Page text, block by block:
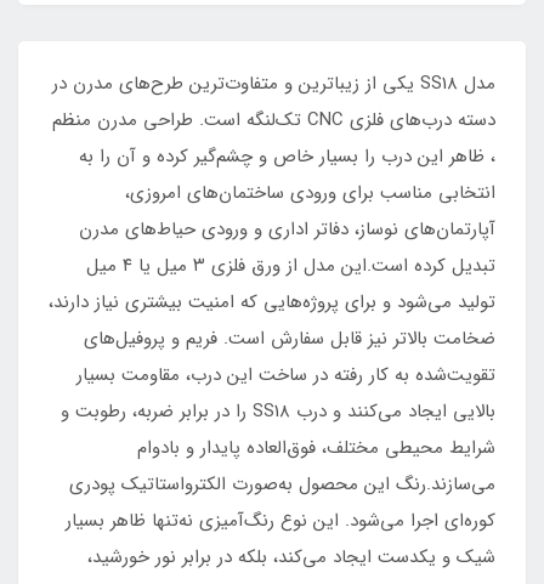
مدل SS18 یکی از زیباترین و متفاوت‌ترین طرح‌های مدرن در
دسته درب‌های فلزی CNC تک‌لنگه است. طراحی مدرن منظم
، ظاهر این درب را بسیار خاص و چشم‌گیر کرده و آن را به
انتخابی مناسب برای ورودی ساختمان‌های امروزی،
آپارتمان‌های نوساز، دفاتر اداری و ورودی حیاط‌های مدرن
تبدیل کرده است.این مدل از ورق فلزی ۳ میل یا ۴ میل
تولید می‌شود و برای پروژه‌هایی که امنیت بیشتری نیاز دارند،
ضخامت بالاتر نیز قابل سفارش است. فریم و پروفیل‌های
تقویت‌شده به کار رفته در ساخت این درب، مقاومت بسیار
بالایی ایجاد می‌کنند و درب SS18 را در برابر ضربه، رطوبت و
شرایط محیطی مختلف، فوق‌العاده پایدار و بادوام
می‌سازند.رنگ این محصول به‌صورت الکترواستاتیک پودری
کوره‌ای اجرا می‌شود. این نوع رنگ‌آمیزی نه‌تنها ظاهر بسیار
شیک و یکدست ایجاد می‌کند، بلکه در برابر نور خورشید،